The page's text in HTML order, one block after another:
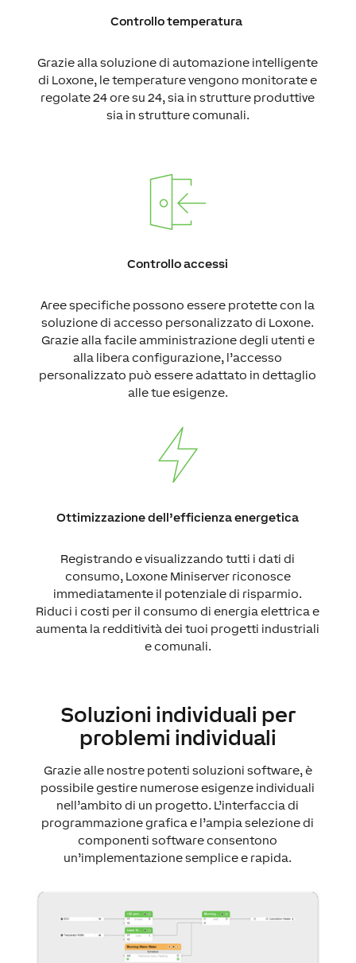
Controllo temperatura
Grazie alla soluzione di automazione intelligente
di Loxone, le temperature vengono monitorate e
regolate 24 ore su 24, sia in strutture produttive
sia in strutture comunali.
Controllo accessi
Aree specifiche possono essere protette con la
soluzione di accesso personalizzato di Loxone.
Grazie alla facile amministrazione degli utenti e
alla libera configurazione, l’accesso
personalizzato può essere adattato in dettaglio
alle tue esigenze.
Ottimizzazione dell’efficienza energetica
Registrando e visualizzando tutti i dati di
consumo, Loxone Miniserver riconosce
immediatamente il potenziale di risparmio.
Riduci i costi per il consumo di energia elettrica e
aumenta la redditività dei tuoi progetti industriali
e comunali.
Soluzioni individuali per
problemi individuali
Grazie alle nostre potenti soluzioni software, è
possibile gestire numerose esigenze individuali
nell’ambito di un progetto. L’interfaccia di
programmazione grafica e l’ampia selezione di
componenti software consentono
un’implementazione semplice e rapida.